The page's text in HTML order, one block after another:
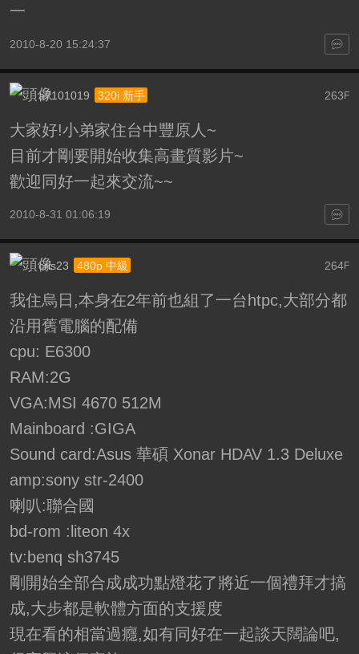
一
2010-8-20 15:24:37
263F
a7101019 320i 新手
大家好!小弟家住台中豐原人~
目前才剛要開始收集高畫質影片~
歡迎同好一起來交流~~
2010-8-31 01:06:19
264F
cris23 480p 中級
我住烏日,本身在2年前也組了一台htpc,大部分都
沿用舊電腦的配備
cpu: E6300
RAM:2G
VGA:MSI 4670 512M
Mainboard :GIGA
Sound card:Asus 華碩 Xonar HDAV 1.3 Deluxe
amp:sony str-2400
喇叭:聯合國
bd-rom :liteon 4x
tv:benq sh3745
剛開始全部合成成功點燈花了將近一個禮拜才搞
成,大步都是軟體方面的支援度
現在看的相當過癮,如有同好在一起談天闊論吧,